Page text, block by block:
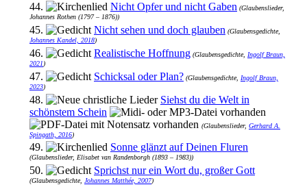
44. Nicht Opfer und nicht Gaben (Glaubenslieder,
Johannes Rothen (1797 – 1876))
45. Nicht sehen und doch glauben (Glaubensgedichte,
Johannes Kandel, 2018)
46. Realistische Hoffnung (Glaubensgedichte, Ingolf Braun,
2021)
47. Schicksal oder Plan? (Glaubensgedichte, Ingolf Braun,
2023)
48.
Siehst du die Welt in
schönstem Schein
(Glaubenslieder, Gerhard A.
Spingath, 2016)
49. Sonne glänzt auf Deinen Fluren
(Glaubenslieder, Elisabet van Randenborgh (1893 – 1983))
50. Sprichst nur ein Wort du, großer Gott
(Glaubensgedichte, Johannes Matthée, 2007)